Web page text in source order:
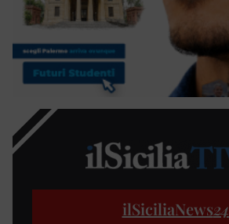
ilSiciliaNews24